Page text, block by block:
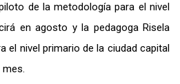
de la metodología para el nivel
en agosto y la pedagoga Risela
el nivel primario de la ciudad capital